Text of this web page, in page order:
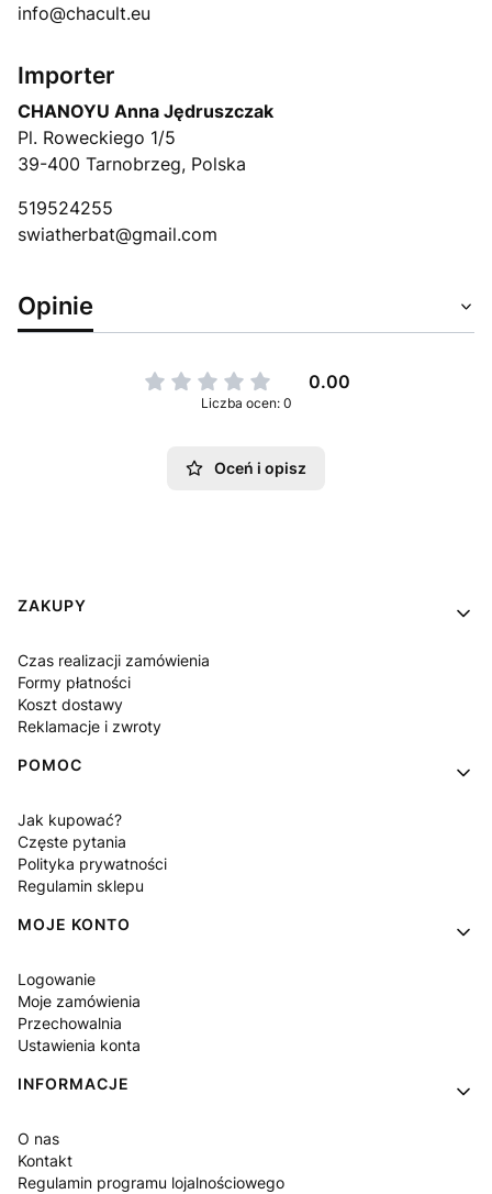
info@chacult.eu
Importer
CHANOYU Anna Jędruszczak
Pl. Roweckiego 1/5
39-400 Tarnobrzeg, Polska
519524255
swiatherbat@gmail.com
Opinie
0.00
Liczba ocen: 0
Oceń i opisz
Linki w stopce
ZAKUPY
Czas realizacji zamówienia
Formy płatności
Koszt dostawy
Reklamacje i zwroty
POMOC
Jak kupować?
Częste pytania
Polityka prywatności
Regulamin sklepu
MOJE KONTO
Logowanie
Moje zamówienia
Przechowalnia
Ustawienia konta
INFORMACJE
O nas
Kontakt
Regulamin programu lojalnościowego